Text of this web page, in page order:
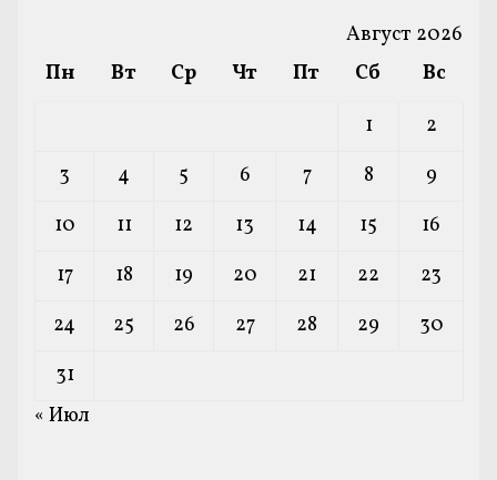
Август 2026
Пн
Вт Ср Чт Пт Сб
Вс
1
2
3
4 5 6 7 8
9
10
11 12 13 14 15
16
17
18 19 20 21 22
23
24
25 26 27 28 29
30
31
« Июл